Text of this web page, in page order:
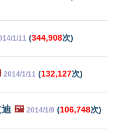
1/11 (344,908次)
2014/1/11 (132,127次)
🖼️ 2014/1/9 (106,748次)